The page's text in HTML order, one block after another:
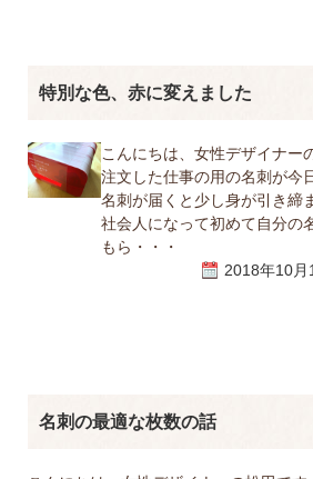
特別な色、赤に変えました
こんにちは、女性デザイナー
注文した仕事の用の名刺が今
名刺が届くと少し身が引き
社会人になって初めて自分の
もら・・・
2018年10月
名刺の最適な枚数の話